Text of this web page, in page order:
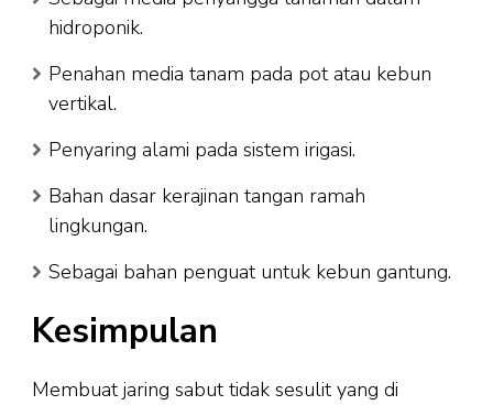
hidroponik.
Penahan media tanam pada pot atau kebun
vertikal.
Penyaring alami pada sistem irigasi.
Bahan dasar kerajinan tangan ramah
lingkungan.
Sebagai bahan penguat untuk kebun gantung.
Kesimpulan
Membuat jaring sabut tidak sesulit yang di